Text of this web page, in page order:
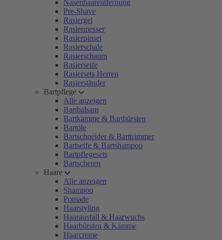
Nasenhaarentfernung
Pre-Shave
Rasiergel
Rasiermesser
Rasierpinsel
Rasierschale
Rasierschaum
Rasierseife
Rasiersets Herren
Rasierständer
Bartpflege
Alle anzeigen
Bartbalsam
Bartkämme & Bartbürsten
Bartöle
Bartschneider & Barttrimmer
Bartseife & Bartshampoo
Bartpflegesets
Bartscheren
Haare
Alle anzeigen
Shampoo
Pomade
Haarstyling
Haarausfall & Haarwuchs
Haarbürsten & Kämme
Haarcreme